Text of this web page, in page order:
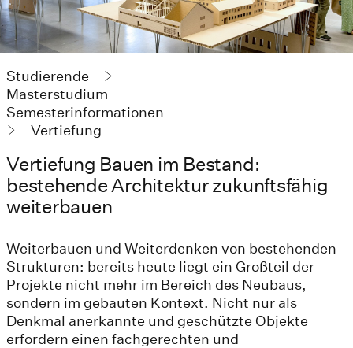
Studierende
Masterstudium
Semesterinformationen
Vertiefung
Vertiefung Bauen im Bestand:
bestehende Architektur zukunftsfähig
weiterbauen
Weiterbauen und Weiterdenken von bestehenden
Strukturen: bereits heute liegt ein Großteil der
Projekte nicht mehr im Bereich des Neubaus,
sondern im gebauten Kontext. Nicht nur als
Denkmal anerkannte und geschützte Objekte
erfordern einen fachgerechten und